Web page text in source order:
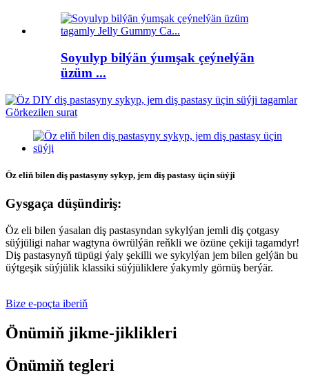
Soyulyp bilýän ýumşak çeýnelýän
üzüm ...
Öz eliň bilen diş pastasyny sykyp, jem diş pastasy üçin süýji
Gysgaça düşündiriş:
Öz eli bilen ýasalan diş pastasyndan sykylýan jemli diş çotgasy
süýjüligi nahar wagtyna öwrülýän reňkli we özüne çekiji tagamdyr!
Diş pastasynyň tüpügi ýaly şekilli we sykylýan jem bilen gelýän bu
üýtgeşik süýjülik klassiki süýjüliklere ýakymly görnüş berýär.
Bize e-poçta iberiň
Önümiň jikme-jiklikleri
Önümiň tegleri